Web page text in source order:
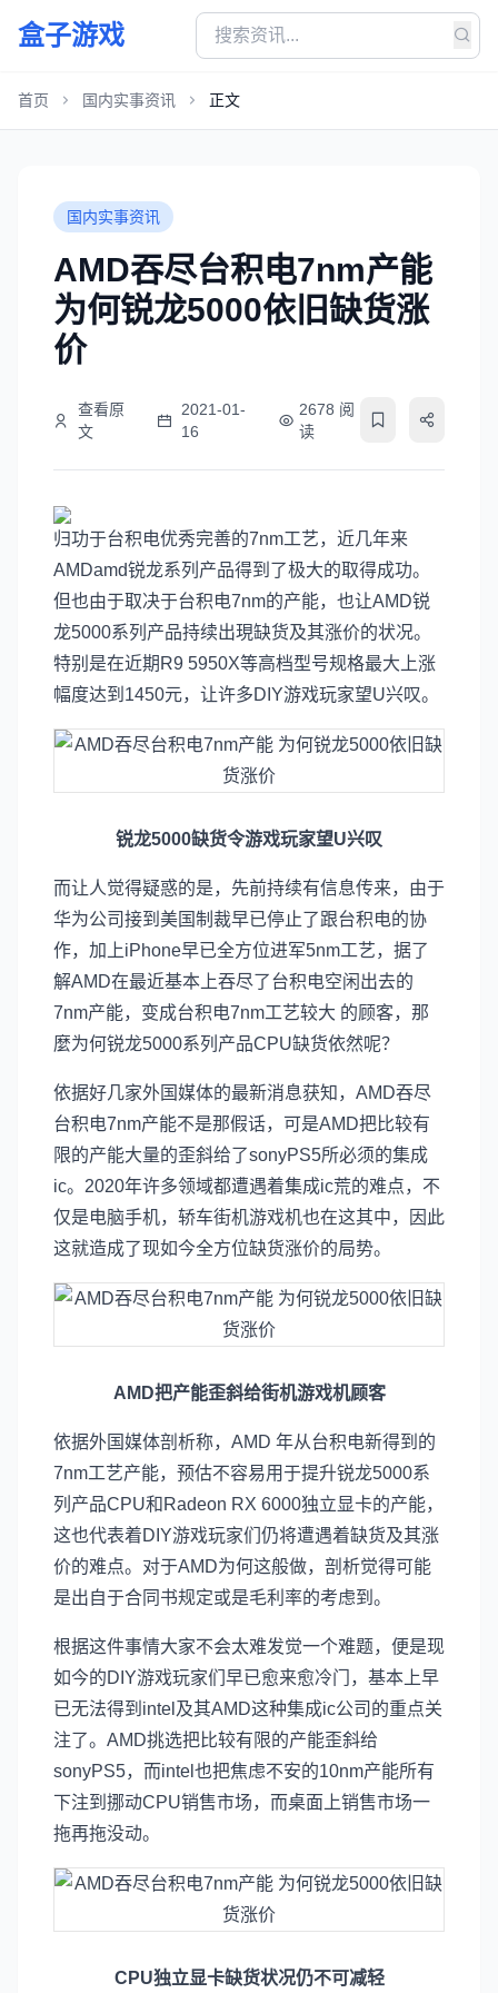
盒子游戏
首页 国内实事资讯 正文
国内实事资讯
AMD吞尽台积电7nm产能
为何锐龙5000依旧缺货涨
价
查看原
文
2021-01-
16
2678 阅
读
归功于台积电优秀完善的7nm工艺，近几年来
AMDamd锐龙系列产品得到了极大的取得成功。
但也由于取决于台积电7nm的产能，也让AMD锐
龙5000系列产品持续出現缺货及其涨价的状况。
特别是在近期R9 5950X等高档型号规格最大上涨
幅度达到1450元，让许多DIY游戏玩家望U兴叹。
锐龙5000缺货令游戏玩家望U兴叹
而让人觉得疑惑的是，先前持续有信息传来，由于
华为公司接到美国制裁早已停止了跟台积电的协
作，加上iPhone早已全方位进军5nm工艺，据了
解AMD在最近基本上吞尽了台积电空闲出去的
7nm产能，变成台积电7nm工艺较大 的顾客，那
麼为何锐龙5000系列产品CPU缺货依然呢？
依据好几家外国媒体的最新消息获知，AMD吞尽
台积电7nm产能不是那假话，可是AMD把比较有
限的产能大量的歪斜给了sonyPS5所必须的集成
ic。2020年许多领域都遭遇着集成ic荒的难点，不
仅是电脑手机，轿车街机游戏机也在这其中，因此
这就造成了现如今全方位缺货涨价的局势。
AMD把产能歪斜给街机游戏机顾客
依据外国媒体剖析称，AMD 年从台积电新得到的
7nm工艺产能，预估不容易用于提升锐龙5000系
列产品CPU和Radeon RX 6000独立显卡的产能，
这也代表着DIY游戏玩家们仍将遭遇着缺货及其涨
价的难点。对于AMD为何这般做，剖析觉得可能
是出自于合同书规定或是毛利率的考虑到。
根据这件事情大家不会太难发觉一个难题，便是现
如今的DIY游戏玩家们早已愈来愈冷门，基本上早
已无法得到intel及其AMD这种集成ic公司的重点关
注了。AMD挑选把比较有限的产能歪斜给
sonyPS5，而intel也把焦虑不安的10nm产能所有
下注到挪动CPU销售市场，而桌面上销售市场一
拖再拖没动。
CPU独立显卡缺货状况仍不可减轻